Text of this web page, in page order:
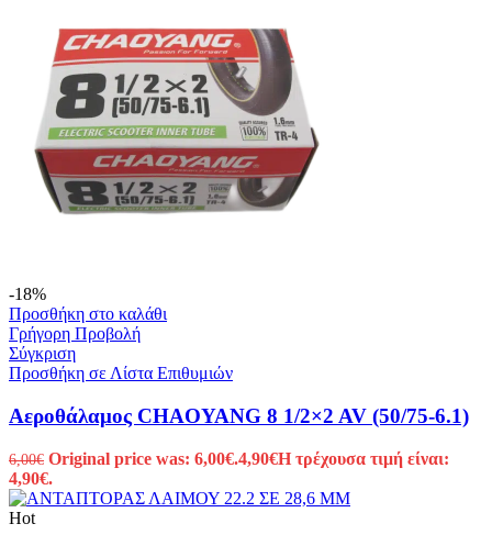
-18%
Προσθήκη στο καλάθι
Γρήγορη Προβολή
Σύγκριση
Προσθήκη σε Λίστα Επιθυμιών
Αεροθάλαμος CHAOYANG 8 1/2×2 AV (50/75-6.1)
6,00€ Original price was: 6,00€.4,90€Η τρέχουσα τιμή είναι:
4,90€.
Hot